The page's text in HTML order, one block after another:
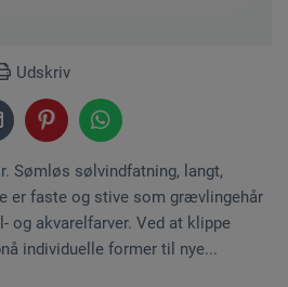
Udskriv
Sømløs sølvindfatning, langt,
er faste og stive som grævlingehår
og akvarelfarver. Ved at klippe
individuelle former til nye...